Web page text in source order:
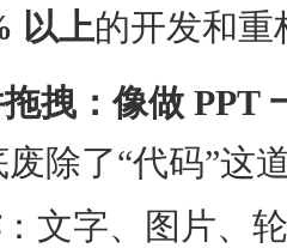
以上的开发和重
拽：像做 PPT
废除了“代码”这
：文字、图片、